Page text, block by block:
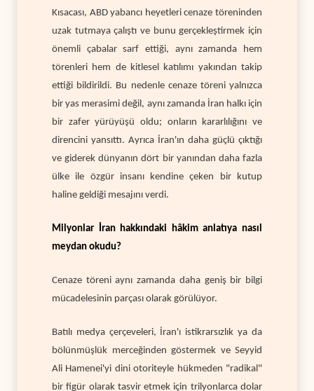
Kısacası, ABD yabancı heyetleri cenaze töreninden
uzak tutmaya çalıştı ve bunu gerçekleştirmek için
önemli çabalar sarf ettiği, aynı zamanda hem
törenleri hem de kitlesel katılımı yakından takip
ettiği bildirildi. Bu nedenle cenaze töreni yalnızca
bir yas merasimi değil, aynı zamanda İran halkı için
bir zafer yürüyüşü oldu; onların kararlılığını ve
direncini yansıttı. Ayrıca İran'ın daha güçlü çıktığı
ve giderek dünyanın dört bir yanından daha fazla
ülke ile özgür insanı kendine çeken bir kutup
haline geldiği mesajını verdi.
Milyonlar İran hakkındaki hâkim anlatıya nasıl
meydan okudu?
Cenaze töreni aynı zamanda daha geniş bir bilgi
mücadelesinin parçası olarak görülüyor.
Batılı medya çerçeveleri, İran'ı istikrarsızlık ya da
bölünmüşlük merceğinden göstermek ve Seyyid
Ali Hamenei'yi dini otoriteyle hükmeden "radikal"
bir figür olarak tasvir etmek için trilyonlarca dolar